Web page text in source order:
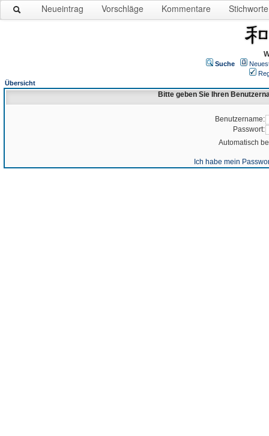
Neueintrag Vorschläge Kommentare Stichworte
Suche
Übersicht
Bitte geben Sie Ihren
Benutzername:
Passwort:
Automatisch
Ich habe mein